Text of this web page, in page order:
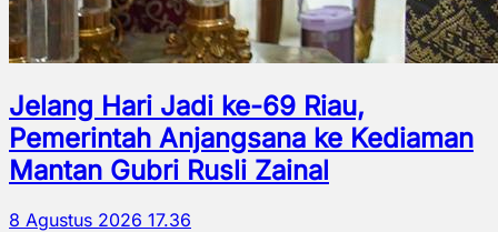
Jelang Hari Jadi ke-69 Riau,
Pemerintah Anjangsana ke Kediaman
Mantan Gubri Rusli Zainal
8 Agustus 2026 17.36